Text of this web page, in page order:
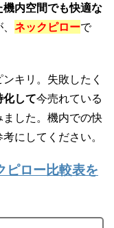
機内空間でも快適な
ネックピローで
キリ。失敗したく
化して今売れている
した。機内での快
にしてください。
ピロー比較表を